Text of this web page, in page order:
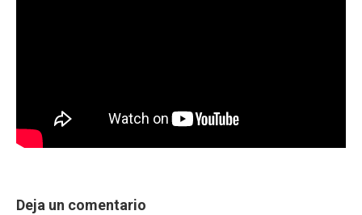
Deja un comentario